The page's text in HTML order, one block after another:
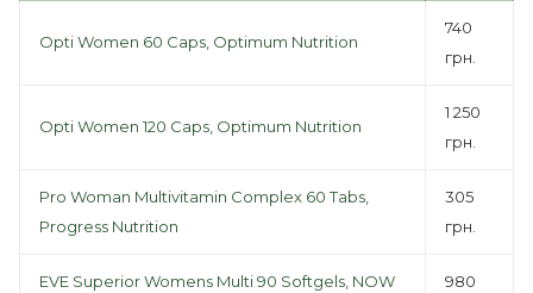
Opti Women 60 Caps, Optimum Nutrition
740
грн.
Opti Women 120 Caps, Optimum Nutrition
1 250
грн.
Pro Woman Multivitamin Complex 60 Tabs,
Progress Nutrition
305
грн.
EVE Superior Womens Multi 90 Softgels, NOW
980